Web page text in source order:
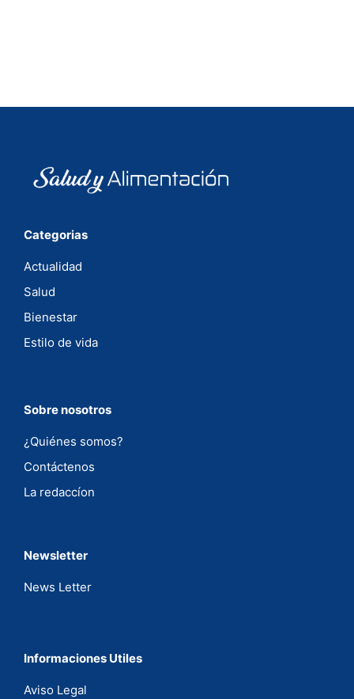
Categorias
Actualidad
Salud
Bienestar
Estilo de vida
Sobre nosotros
¿Quiénes somos?
Contáctenos
La redaccíon
Newsletter
News Letter
Informaciones Utiles
Aviso Legal